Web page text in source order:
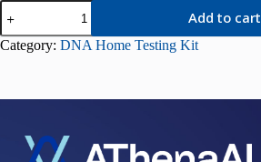
Add to cart
Category: DNA Home Testing Kit